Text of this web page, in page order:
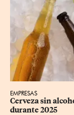
EMPRESAS
Cerveza sin
durante 2025